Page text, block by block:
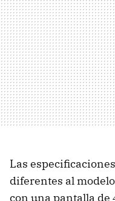
Las
diferentes al
con una pantalla de